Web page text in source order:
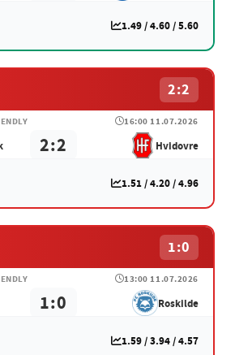
1.49 / 4.60 / 5.60
2:2
16:00 11.07.2026
2:2 Hvidovre
1.51 / 4.20 / 4.96
1:0
13:00 11.07.2026
1:0 Roskilde
1.59 / 3.94 / 4.57